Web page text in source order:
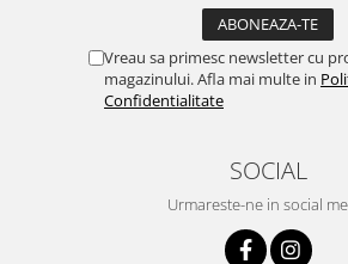
Lampi solare
Proiectoare & lampi de lucru
Vreau sa primesc newsletter cu
magazinului. Afla mai multe in
Confidentialitate
SOCIAL
Urmareste-ne in social